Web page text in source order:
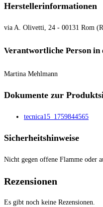
Herstellerinformationen
via A. Olivetti, 24 - 00131 Rom
Verantwortliche Person in
Martina Mehlmann
Dokumente zur
tecnica15_1759844565
Sicherheitshinweise
Nicht gegen offene Flamme oder
Rezensionen
Es gibt noch keine Rezensionen.